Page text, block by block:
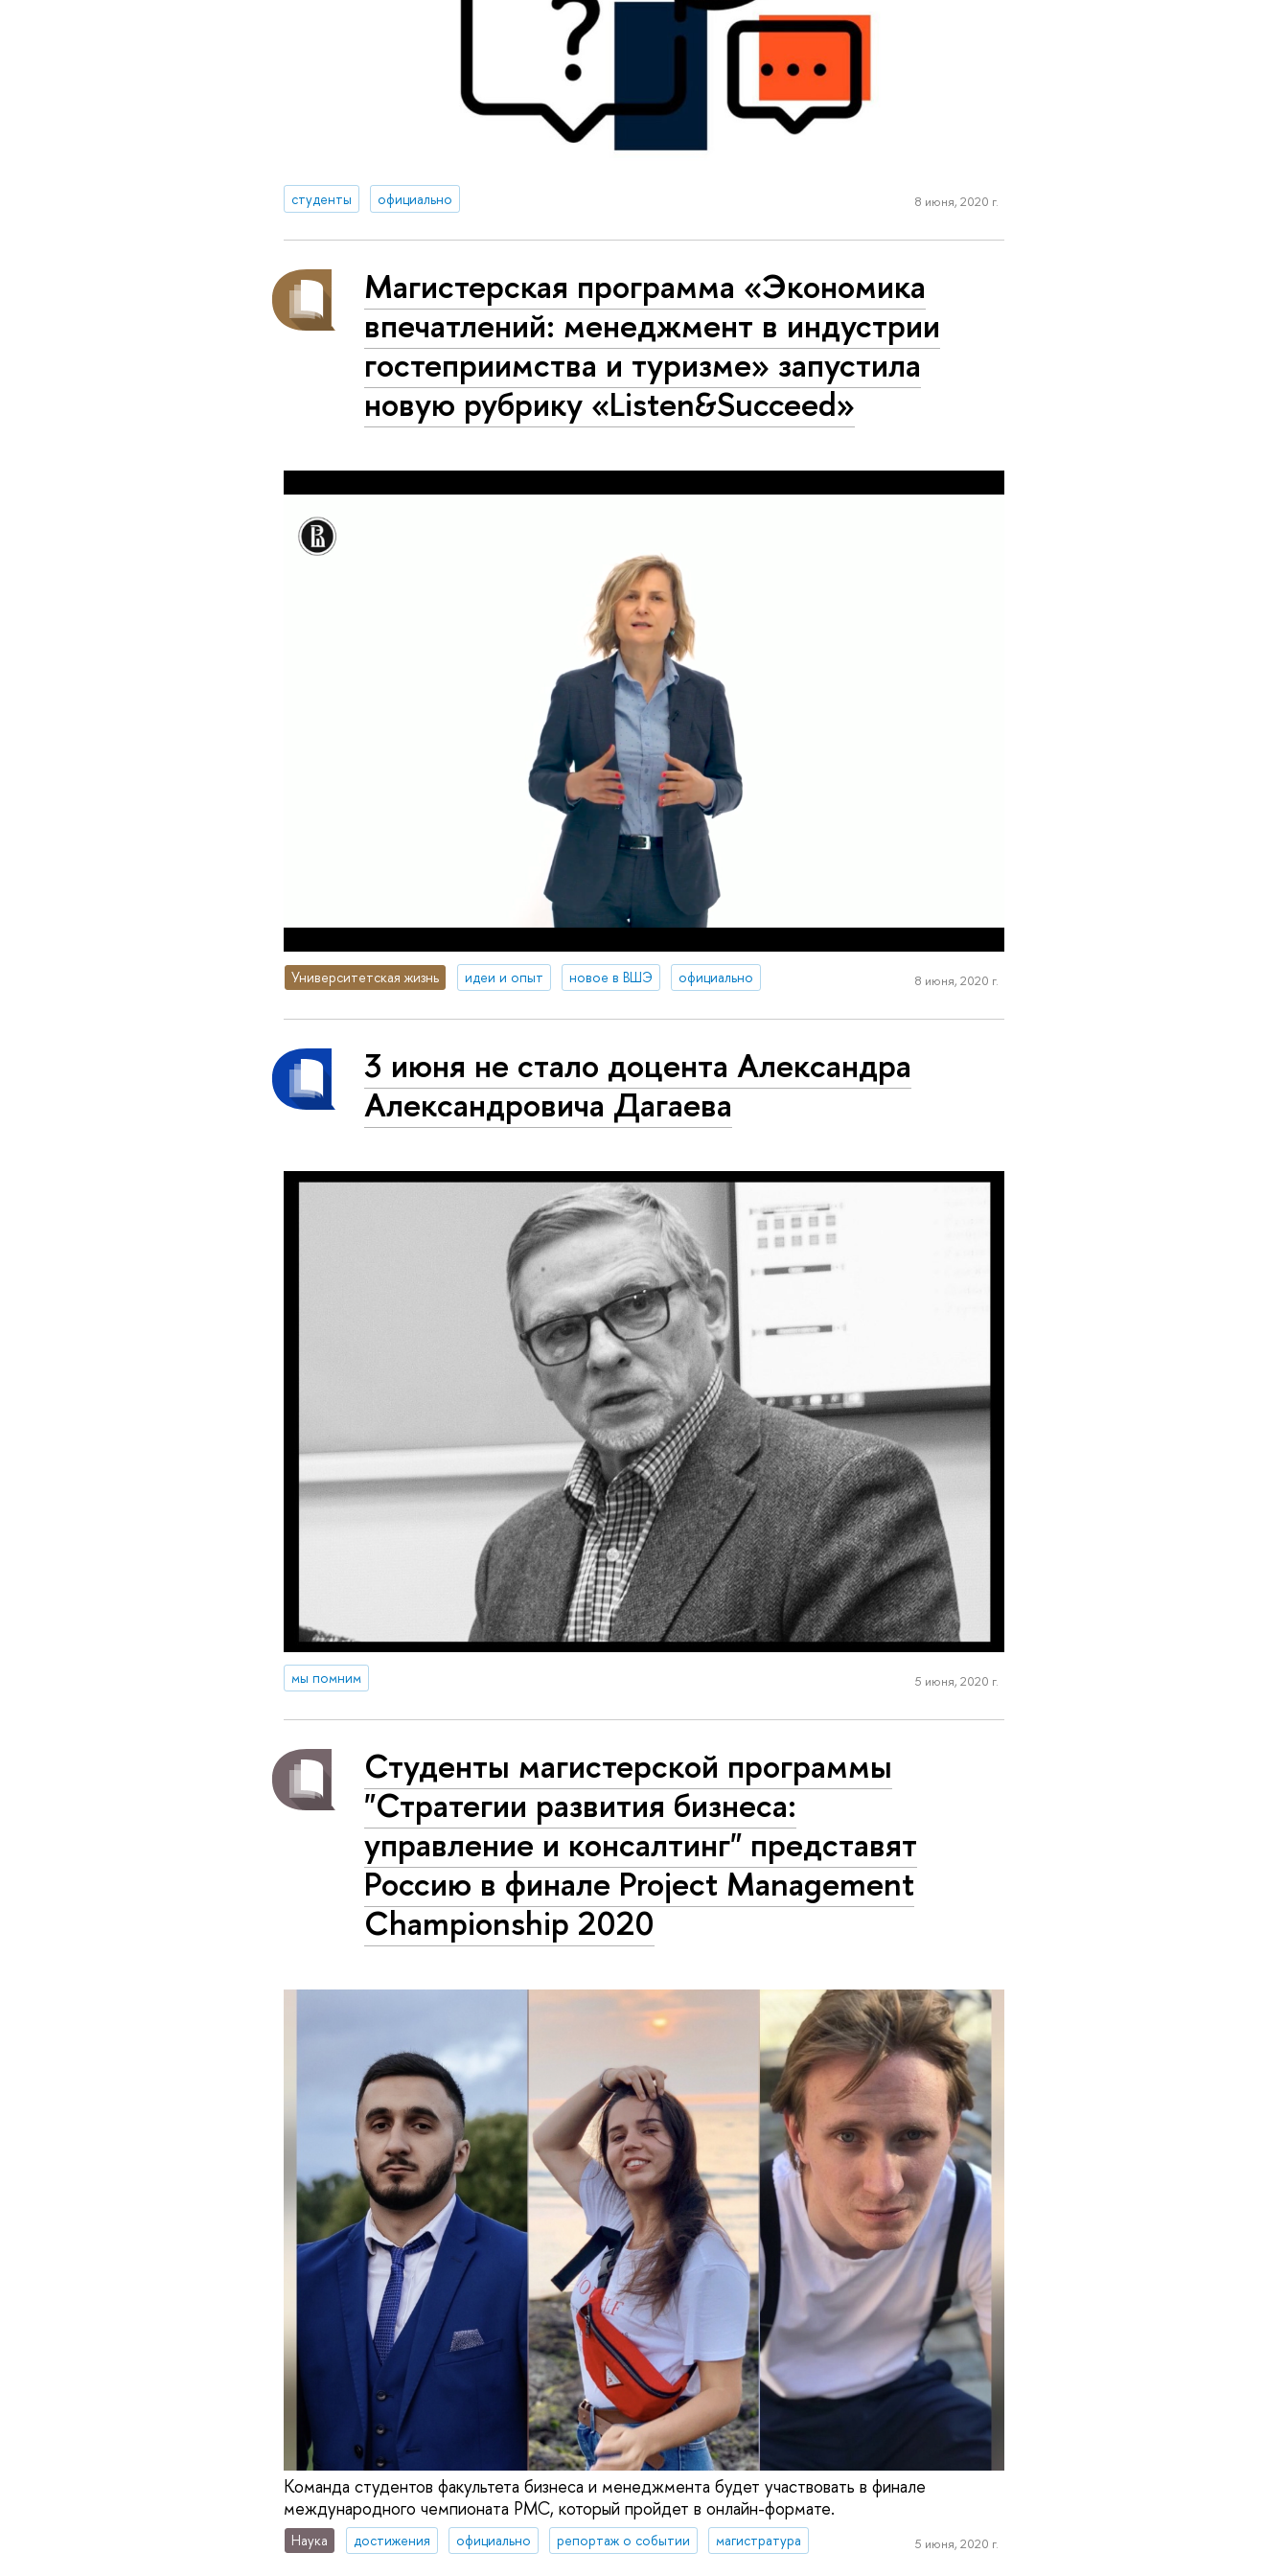
студенты официально 8 июня, 2020 г.
Магистерская программа «Экономика
впечатлений: менеджмент в индустрии
гостеприимства и туризме» запустила
новую рубрику «Listen&Succeed»
Университетская жизнь идеи и опыт новое в ВШЭ официально 8 июня, 2020 г.
3 июня не стало доцента Александра
Александровича Дагаева
мы помним 5 июня, 2020 г.
Студенты магистерской программы
"Стратегии развития бизнеса:
управление и консалтинг" представят
Россию в финале Project Management
Championship 2020
Команда студентов факультета бизнеса и менеджмента будет участвовать в финале
международного чемпионата PMC, который пройдет в онлайн-формате.
Наука достижения официально репортаж о событии магистратура 5 июня, 2020 г.